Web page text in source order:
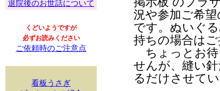
退院後のお世話について
くどいようですが
必ずお読みください
ご依頼時のご注意点
看板うさぎ
況や参加ご希
です。ぬいぐ
持ちの場合は
ちょっとお待
せんが、縫い
るだけさせて